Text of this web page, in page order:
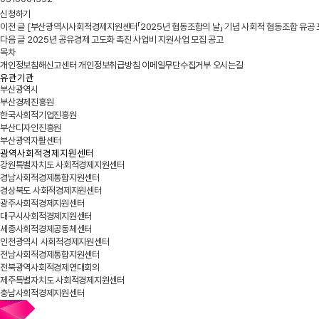
신청하기
이전 글 [부산광역시사회적경제지원센터「2025년 협동조합의 날」 기념 사회적 협동조합 유공
다음 글 2025년 공유경제 고도화 촉진 사업비 지원사업 모집 공고
목차
개인정보침해신고센터 개인정보취급방침 이메일무단수집거부 오시는길
유관기관
부산광역시
부산경제진흥원
한국사회적기업진흥원
부산디자인진흥원
부산광역자활센터
광역사회적경제지원센터
강원특별자치도 사회적경제지원센터
경남사회적경제통합지원센터
경상북도 사회적경제지원센터
광주사회적경제지원센터
대구시사회적경제지원센터
세종사회적경제공동체센터
인천광역시 사회적경제지원센터
전남사회적경제통합지원센터
전북광역사회적경제연대회의
제주특별자치도 사회적경제지원센터
충남사회적경제지원센터